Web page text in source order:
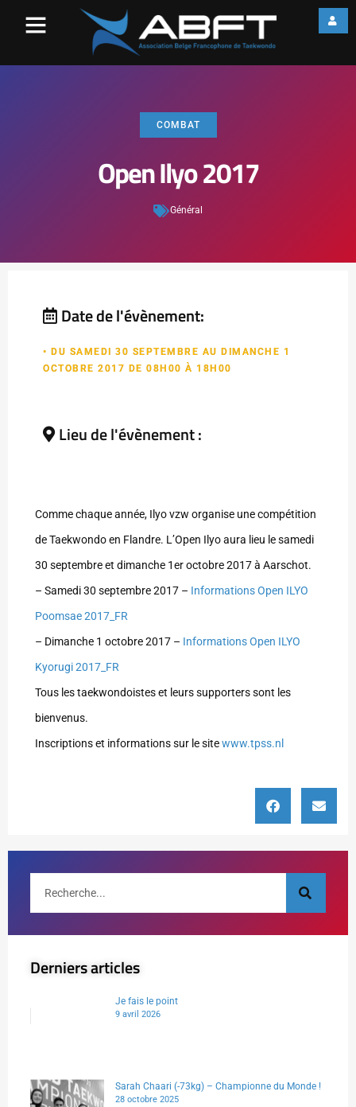
COMBAT
Open Ilyo 2017
Général
Date de l'évènement:
• DU SAMEDI 30 SEPTEMBRE AU DIMANCHE 1
OCTOBRE 2017 DE 08H00 À 18H00
Lieu de l'évènement :
Comme chaque année, Ilyo vzw organise une compétition
de Taekwondo en Flandre. L’Open Ilyo aura lieu le samedi
30 septembre et dimanche 1er octobre 2017 à Aarschot.
– Samedi 30 septembre 2017 – Informations Open ILYO
Poomsae 2017_FR
– Dimanche 1 octobre 2017 – Informations Open ILYO
Kyorugi 2017_FR
Tous les taekwondoistes et leurs supporters sont les
bienvenus.
Inscriptions et informations sur le sitewww.tpss.nl
Derniers articles
Je fais le point
9 avril 2026
Sarah Chaari (-73kg) – Championne du Monde !
28 octobre 2025